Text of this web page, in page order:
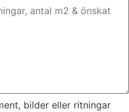
bilder eller ritningar